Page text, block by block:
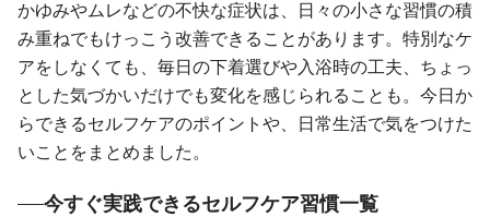
かゆみやムレなどの不快な症状は、日々の小さな習慣の積
み重ねでもけっこう改善できることがあります。特別なケ
アをしなくても、毎日の下着選びや入浴時の工夫、ちょっ
とした気づかいだけでも変化を感じられることも。今日か
らできるセルフケアのポイントや、日常生活で気をつけた
いことをまとめました。
今すぐ実践できるセルフケア習慣一覧